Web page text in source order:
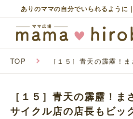
ありのママの自分でいられるように
TOP ［１５］青天の霹靂！
０万円入ってた話｜く
［１５］青天の霹靂！ま
サイクル店の店長もビッ